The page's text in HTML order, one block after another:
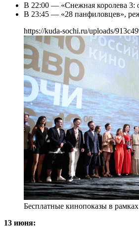
В 22:00 — «Снежная королева 3:
В 23:45 — «28 панфиловцев»,
https://kuda-sochi.ru/uploads/
Бесплатные кинопоказы в
13 июня: